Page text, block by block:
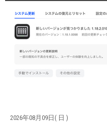
2026年08月09日( 日 )